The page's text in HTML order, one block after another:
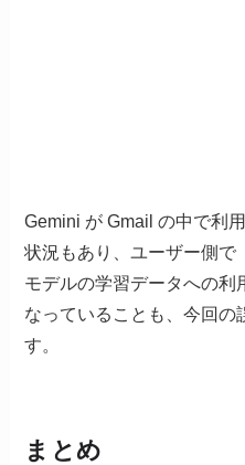
Gemini が Gmail の中で利
状況もあり、ユーザー側で
モデルの学習データへの利
なっていることも、今回の
す。
まとめ